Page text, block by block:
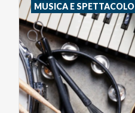
MUSICA E SPETTACOLO